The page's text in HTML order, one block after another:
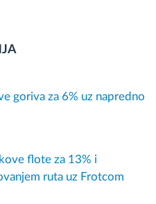
goriva za 6% uz napredno
flote za 13% i
ruta uz Frotcom